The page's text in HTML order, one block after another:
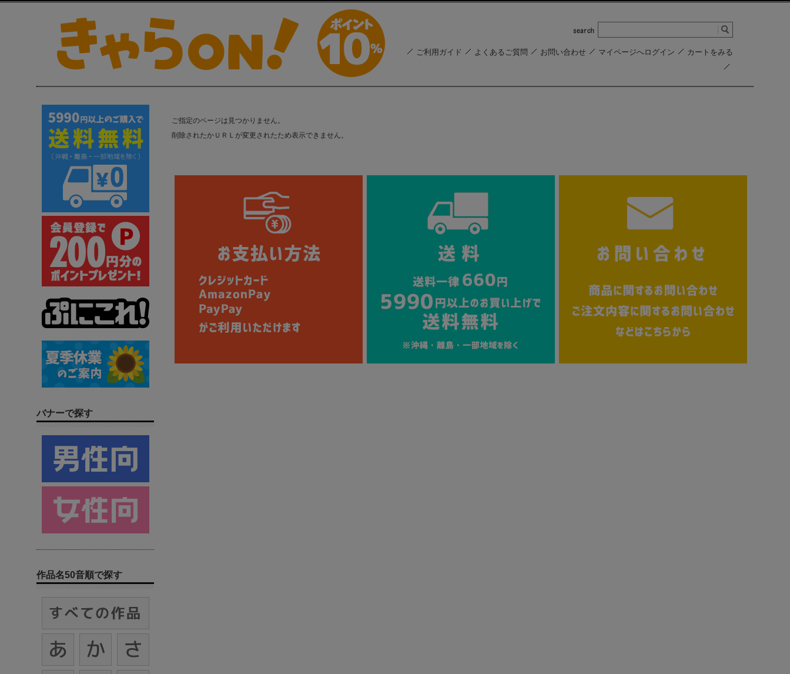
ご利用ガイド よくあるご質問 お問い合わせ マイページへログイン カートをみる
ご指定のページは見つかりません。
削除されたかＵＲＬが変更されたため表示できません。
バナーで探す
作品名50音順で探す